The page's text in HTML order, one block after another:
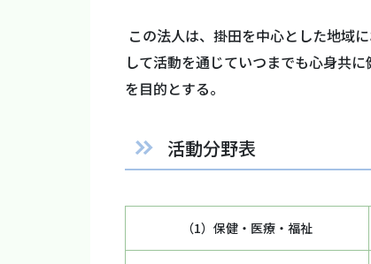
この法人は、掛田を中心とした地域
して活動を通じていつまでも心身共
を目的とする。
活動分野表
（1）保健・医療・福祉